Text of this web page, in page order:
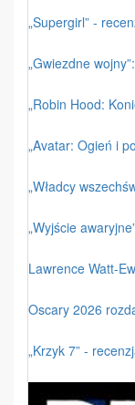
„Supergirl” -
„Gwiezdne
„Robin Hood:
„Avatar: Ogień i
„Władcy
„Wyjście
Lawrence Watt-
Oscary 2026
„Krzyk 7” -